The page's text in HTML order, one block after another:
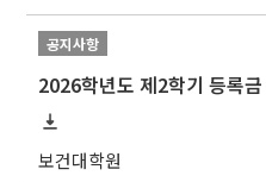
공지사항
보건대학원